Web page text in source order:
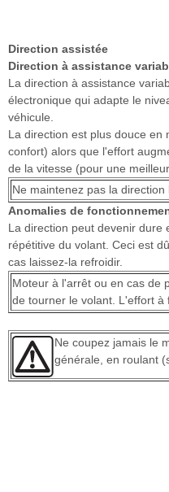
Direction assistée
Direction à assistance
La direction à assistance
électronique qui adapte le
véhicule.
La direction est plus douce en
confort) alors que l'effort
de la vitesse (pour une
Ne maintenez pas la
Anomalies de
La direction peut devenir dure
répétitive du volant. Ceci est
cas laissez-la refroidir.
Moteur à l'arrêt ou en cas de
de tourner le volant. L'effort à
Ne coupez jamais le
générale, en roulant